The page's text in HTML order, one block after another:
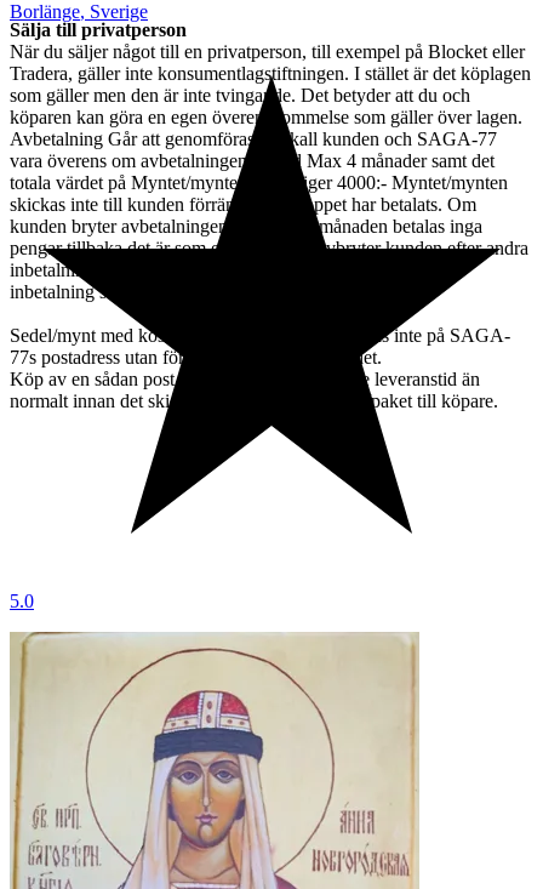
Sälja till privatperson
När du säljer något till en privatperson, till exempel på Blocket eller
Tradera, gäller inte konsumentlagstiftningen. I stället är det köplagen
som gäller men den är inte tvingande. Det betyder att du och
köparen kan göra en egen överenskommelse som gäller över lagen.
Avbetalning Går att genomföras då skall kunden och SAGA-77
vara överens om avbetalningens längd Max 4 månader samt det
totala värdet på Myntet/mynten Överstiger 4000:- Myntet/mynten
skickas inte till kunden förrän Hela beloppet har betalats. Om
kunden bryter avbetalningen efter första månaden betalas inga
pengar tillbaka det är som en deposition avbryter kunden efter andra
inbetalningen återbetalas en inbetalning och lika vid tredje
inbetalning så återbetalas 2 inbetalningar.
Sedel/mynt med kostnad över 1500:- Skr förvaras inte på SAGA-
77s postadress utan förvaras inom bankväsendet.
Köp av en sådan post har därför en dags längre leveranstid än
normalt innan det skickas rekommenderat brev/paket till köpare.
Borlänge, Sverige
5.0